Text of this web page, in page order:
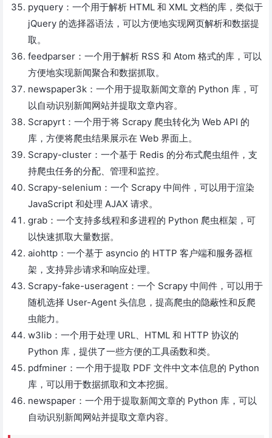
pyquery：一个用于解析 HTML 和 XML 文档的库，类似于
jQuery 的选择器语法，可以方便地实现网页解析和数据提
取。
feedparser：一个用于解析 RSS 和 Atom 格式的库，可以
方便地实现新闻聚合和数据抓取。
newspaper3k：一个用于提取新闻文章的 Python 库，可
以自动识别新闻网站并提取文章内容。
Scrapyrt：一个用于将 Scrapy 爬虫转化为 Web API 的
库，方便将爬虫结果展示在 Web 界面上。
Scrapy-cluster：一个基于 Redis 的分布式爬虫组件，支
持爬虫任务的分配、管理和监控。
Scrapy-selenium：一个 Scrapy 中间件，可以用于渲染
JavaScript 和处理 AJAX 请求。
grab：一个支持多线程和多进程的 Python 爬虫框架，可
以快速抓取大量数据。
aiohttp：一个基于 asyncio 的 HTTP 客户端和服务器框
架，支持异步请求和响应处理。
Scrapy-fake-useragent：一个 Scrapy 中间件，可以用于
随机选择 User-Agent 头信息，提高爬虫的隐蔽性和反爬
虫能力。
w3lib：一个用于处理 URL、HTML 和 HTTP 协议的
Python 库，提供了一些方便的工具函数和类。
pdfminer：一个用于提取 PDF 文件中文本信息的 Python
库，可以用于数据抓取和文本挖掘。
newspaper：一个用于提取新闻文章的 Python 库，可以
自动识别新闻网站并提取文章内容。